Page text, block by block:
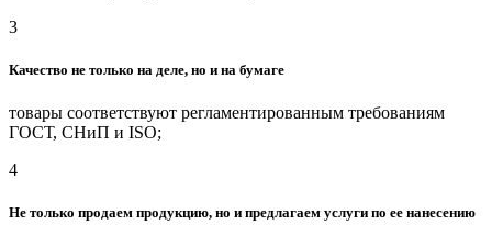
3
Качество не только на деле, но и на бумаге
товары соответствуют регламентированным требованиям
ГОСТ, СНиП и ISO;
4
Не только продаем продукцию, но и предлагаем услуги по ее нанесению